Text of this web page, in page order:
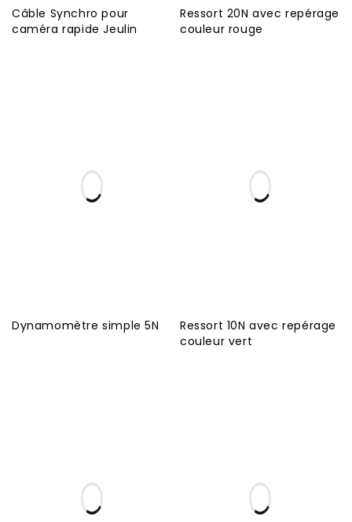
Câble Synchro pour
caméra rapide Jeulin
Ressort 20N avec repérage
couleur rouge
Dynamomètre simple 5N
Ressort 10N avec repérage
couleur vert